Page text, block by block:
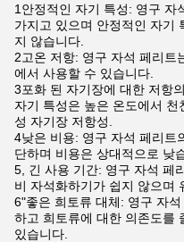
1안정적인 자기 특성: 영구 자
가지고 있으며 안정적인 자기
지 않습니다.
2고온 저항: 영구 자석 페리트
에서 사용할 수 있습니다.
3포화 된 자기장에 대한 저항
자기 특성은 높은 온도에서
성 자기장 저항성.
4낮은 비용: 영구 자석 페리트
단하며 비용은 상대적으로 낮
5, 긴 사용 기간: 영구 자석 페
비 자석화하기가 쉽지 않으며
6"좋은 희토류 대체: 영구 자
하고 희토류에 대한 의존도를
있습니다.